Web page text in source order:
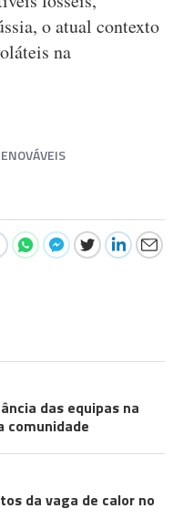
o atual contexto
na
das equipas na
comunidade
da vaga de calor no